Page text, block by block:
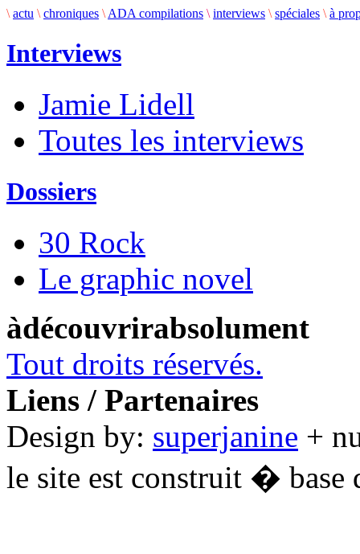
\ actu \ chroniques \ ADA compilations \ interviews \ spéciales \ à
Interviews
Jamie Lidell
Toutes les interviews
Dossiers
30 Rock
Le graphic novel
àdécouvrirabsolument
Tout droits réservés.
Liens / Partenaires
Design by: superjanine +
le site est construit � base